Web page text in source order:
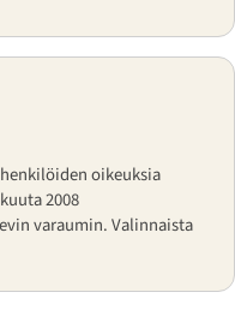
oikeuksia
2008
varaumin. Valinnaista